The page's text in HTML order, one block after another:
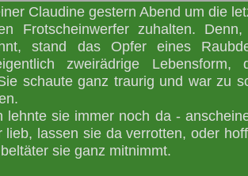
Claudine gestern Abend um die
Frotscheinwerfer zuhalten.
stand das Opfer eines
zweirädrige Lebensform,
schaute ganz traurig und war zu
lehnte sie immer noch da -
lieb, lassen sie da verrotten, oder
sie ganz mitnimmt.